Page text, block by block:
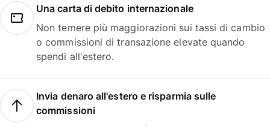
Una carta di debito internazionale
Non temere più maggiorazioni sui tassi di cambio
o commissioni di transazione elevate quando
spendi all'estero.
Invia denaro all'estero e risparmia sulle
commissioni